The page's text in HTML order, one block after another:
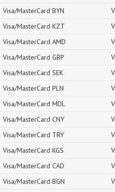
Visa/MasterCard BYN
Visa/MasterCard KZT
Visa/MasterCard AMD
Visa/MasterCard GBP
Visa/MasterCard SEK
Visa/MasterCard PLN
Visa/MasterCard MDL
Visa/MasterCard CNY
Visa/MasterCard TRY
Visa/MasterCard KGS
Visa/MasterCard CAD
Visa/MasterCard BGN